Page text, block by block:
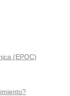
(EPOC)